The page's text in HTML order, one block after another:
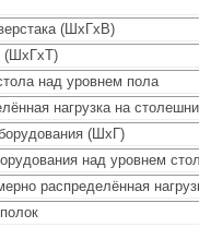
(ШхГхВ)
(ШхГхT)
над уровнем пола
нагрузка на
(ШхГ)
над уровнем
распределённая